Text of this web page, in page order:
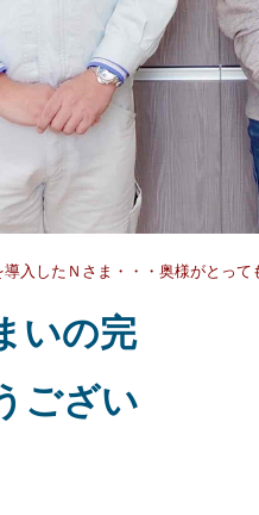
導入したＮさま・・・奥様がとって
いの完
ござい